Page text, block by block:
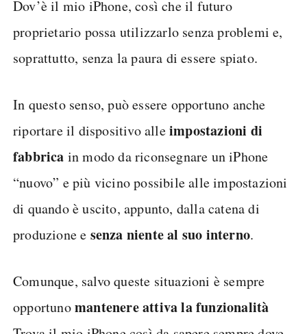
Dov’è il mio iPhone, così che il futuro
proprietario possa utilizzarlo senza problemi e,
soprattutto, senza la paura di essere spiato.
In questo senso, può essere opportuno anche
riportare il dispositivo alleimpostazioni di
fabbrica in modo da riconsegnare un iPhone
“nuovo” e più vicino possibile alle impostazioni
di quando è uscito, appunto, dalla catena di
produzione e senza niente al suo interno.
Comunque, salvo queste situazioni è sempre
opportunomantenere attiva la funzionalità